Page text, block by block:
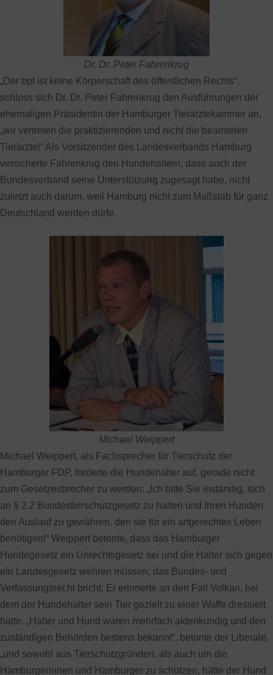
Dr. Dr. Peter Fahrenkrug
„Der bpt ist keine Körperschaft des öffentlichen Rechts“,
schloss sich Dr. Dr. Peter Fahrenkrug den Ausführungen der
ehemaligen Präsidentin der Hamburger Tierärztekammer an,
„wir vertreten die praktizierenden und nicht die beamteten
Tierärzte!“ Als Vorsitzender des Landesverbands Hamburg
versicherte Fahrenkrug den Hundehaltern, dass auch der
Bundesverband seine Unterstützung zugesagt habe, nicht
zuletzt auch darum, weil Hamburg nicht zum Maßstab für ganz
Deutschland werden dürfe.
Michael Weippert
Michael Weippert, als Fachsprecher für Tierschutz der
Hamburger FDP, forderte die Hundehalter auf, gerade nicht
zum Gesetzesbrecher zu werden: „Ich bitte Sie inständig, sich
an § 2.2 Bundestierschutzgesetz zu halten und Ihren Hunden
den Auslauf zu gewähren, den sie für ein artgerechtes Leben
benötigen!“ Weippert betonte, dass das Hamburger
Hundegesetz ein Unrechtsgesetz sei und die Halter sich gegen
ein Landesgesetz wehren müssen, das Bundes- und
Verfassungsrecht bricht. Er erinnerte an den Fall Volkan, bei
dem der Hundehalter sein Tier gezielt zu einer Waffe dressiert
hatte. „Halter und Hund waren mehrfach aktenkundig und den
zuständigen Behörden bestens bekannt“, betonte der Liberale,
„und sowohl aus Tierschutzgründen, als auch um die
Hamburgerinnen und Hamburger zu schützen, hätte der Hund